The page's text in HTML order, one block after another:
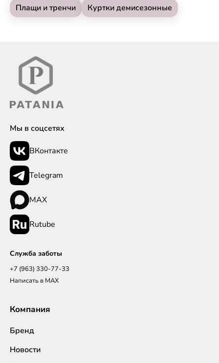
Плащи и тренчи
Куртки демисезонные
Мы в соцсетях
ВКонтакте
Telegram
MAX
Rutube
Служба заботы
+7 (963) 330-77-33
Написать в MAX
Компания
Бренд
Новости